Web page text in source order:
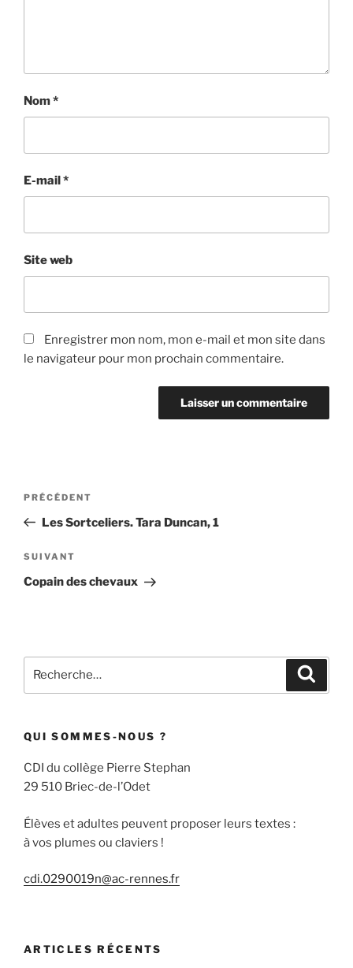
Nom*
E-mail*
Site web
Enregistrer mon nom, mon e-mail et mon site dans
le navigateur pour mon prochain commentaire.
Navigation
l’article
Article
précédent
PRÉCÉDENT
Les Sortceliers. Tara Duncan, 1
Article
suivant
SUIVANT
Copain des chevaux
pour
QUI SOMMES-NOUS ?
CDI du collège Pierre Stephan
29 510 Briec-de-l’Odet
Élèves et adultes peuvent proposer leurs textes :
à vos plumes ou claviers !
cdi.0290019n@ac-rennes.fr
ARTICLES RÉCENTS